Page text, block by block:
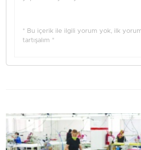
* Bu içerik ile ilgili yorum yok, ilk
tartışalım *